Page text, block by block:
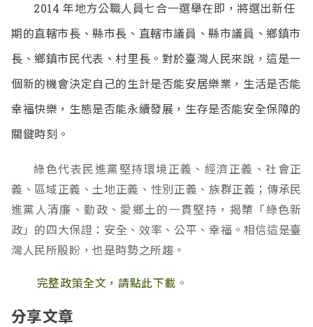
2014年地方公職人員七合一選舉在即，將選出新任
期的直轄市長、縣市長、直轄市議員、縣市議員、鄉鎮市
長、鄉鎮市民代表、村里長。對於臺灣人民來說，這是一
個新的機會決定自己的生計是否能安居樂業，生活是否能
幸福快樂，生態是否能永續發展，生存是否能安全保障的
關鍵時刻。
綠色代表民進黨堅持環境正義、經濟正義、社會正
義、區域正義、土地正義、性別正義、族群正義；傳承民
進黨人清廉、勤政、愛鄉土的一貫堅持，揭櫫「綠色新
政」的四大保證：安全、效率、公平、幸福。相信這是臺
灣人民所殷盼，也是時勢之所趨。
完整政策全文，請點此下載 。
分享文章